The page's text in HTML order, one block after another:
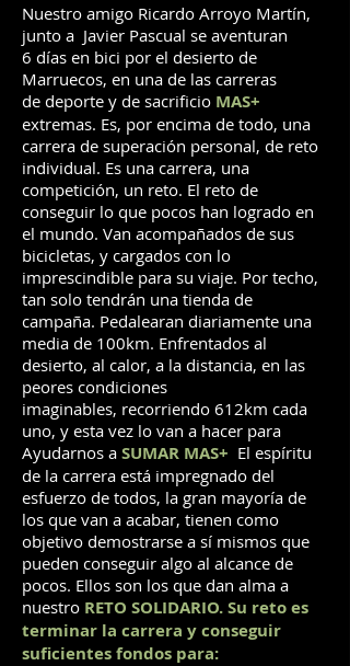
Nuestro amigo Ricardo Arroyo Martín,
junto a Javier Pascual se aventuran
6 días en bici por el desierto de
Marruecos, en una de las carreras
de deporte y de sacrificio MAS+
extremas. Es, por encima de todo, una
carrera de superación personal, de reto
individual. Es una carrera, una
competición, un reto. El reto de
conseguir lo que pocos han logrado en
el mundo. Van acompañados de sus
bicicletas, y cargados con lo
imprescindible para su viaje. Por techo,
tan solo tendrán una tienda de
campaña. Pedalearan diariamente una
media de 100km. Enfrentados al
desierto, al calor, a la distancia, en las
peores condiciones
imaginables, recorriendo 612km cada
uno, y esta vez lo van a hacer para
Ayudarnos a SUMAR MAS+ El espíritu
de la carrera está impregnado del
esfuerzo de todos, la gran mayoría de
los que van a acabar, tienen como
objetivo demostrarse a sí mismos que
pueden conseguir algo al alcance de
pocos. Ellos son los que dan alma a
nuestro RETO SOLIDARIO. Su reto es
terminar la carrera y conseguir
suficientes fondos para: